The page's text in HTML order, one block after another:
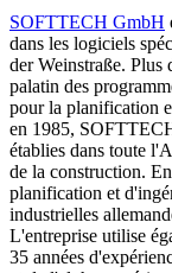
SOFTTECH GmbH
dans les logiciels
der Weinstraße. Plus
palatin des
pour la planification
en 1985,
établies dans toute
de la construction.
planification et
industrielles
L'entreprise utilise
35 années